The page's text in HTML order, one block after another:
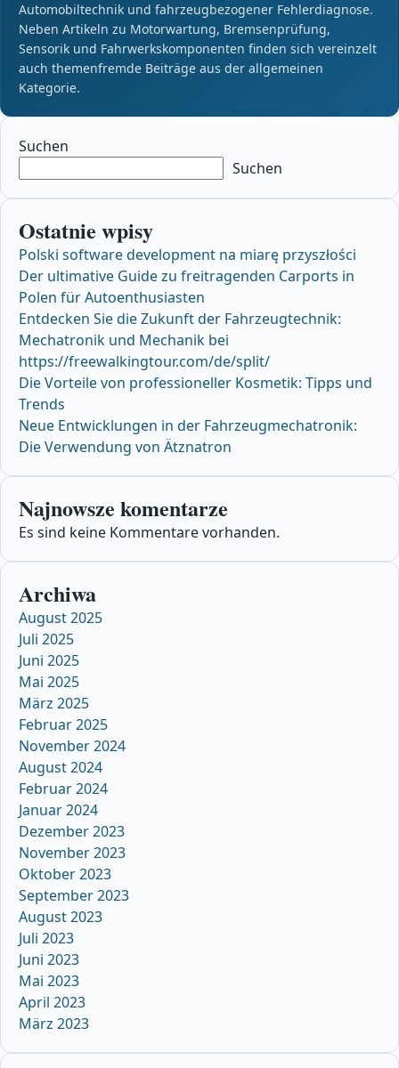
Automobiltechnik und fahrzeugbezogener Fehlerdiagnose.
Neben Artikeln zu Motorwartung, Bremsenprüfung,
Sensorik und Fahrwerkskomponenten finden sich vereinzelt
auch themenfremde Beiträge aus der allgemeinen
Kategorie.
Suchen
Suchen
Ostatnie wpisy
Polski software development na miarę przyszłości
Der ultimative Guide zu freitragenden Carports in
Polen für Autoenthusiasten
Entdecken Sie die Zukunft der Fahrzeugtechnik:
Mechatronik und Mechanik bei
https://freewalkingtour.com/de/split/
Die Vorteile von professioneller Kosmetik: Tipps und
Trends
Neue Entwicklungen in der Fahrzeugmechatronik:
Die Verwendung von Ätznatron
Najnowsze komentarze
Es sind keine Kommentare vorhanden.
Archiwa
August 2025
Juli 2025
Juni 2025
Mai 2025
März 2025
Februar 2025
November 2024
August 2024
Februar 2024
Januar 2024
Dezember 2023
November 2023
Oktober 2023
September 2023
August 2023
Juli 2023
Juni 2023
Mai 2023
April 2023
März 2023